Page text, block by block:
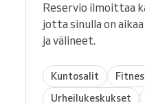
Reservio ilmoittaa
jotta sinulla on
ja välineet.
Kuntosalit
Urheilukeskukset